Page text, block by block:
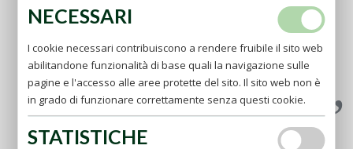
vocazione e professione. Chi mi farà la grazie, mie
carissime figliole che noi amiamo bene la nostra
abiezione ? Nessun altro lo può fare che colui il quale
amò tanto la sua, che per conservarla volle morire. E
questo basti (FdL, 38).
NECESSARI
I cookie necessari contribuiscono a rendere fruibile il sito web
abilitandone funzionalità di base quali la navigazione sulle
pagine e l'accesso alle aree protette del sito. Il sito web non è
in grado di funzionare correttamente senza questi cookie.
STATISTICHE